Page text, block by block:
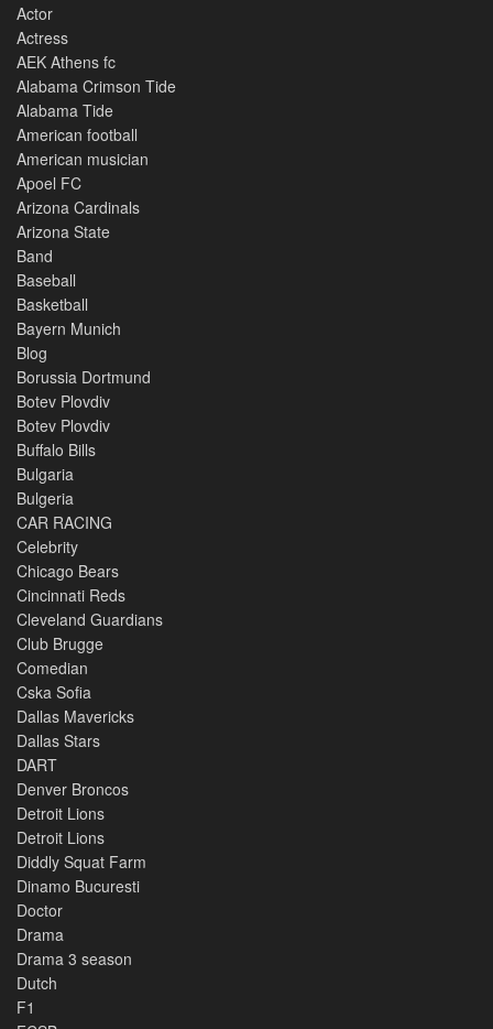
Actor
Actress
AEK Athens fc
Alabama Crimson Tide
Alabama Tide
American football
American musician
Apoel FC
Arizona Cardinals
Arizona State
Band
Baseball
Basketball
Bayern Munich
Blog
Borussia Dortmund
Botev Plovdiv
Botev Plovdiv
Buffalo Bills
Bulgaria
Bulgeria
CAR RACING
Celebrity
Chicago Bears
Cincinnati Reds
Cleveland Guardians
Club Brugge
Comedian
Cska Sofia
Dallas Mavericks
Dallas Stars
DART
Denver Broncos
Detroit Lions
Detroit Lions
Diddly Squat Farm
Dinamo Bucuresti
Doctor
Drama
Drama 3 season
Dutch
F1